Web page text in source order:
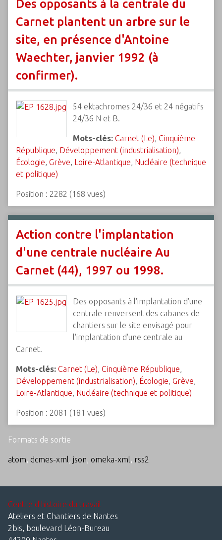
Des opposants à la centrale du
Carnet plantent un arbre sur le
site, en présence d'Antoine
Waechter, janvier 1992 (à
confirmer).
54 ektachromes 24/36 et 24 négatifs
24/36 N et B.
Mots-clés: Carnet (Le), Cinquième
République, Développement (industrialisation),
Écologie, Grève, Loire-Atlantique, Nucléaire (technique
et politique)
Position : 2282 (168 vues)
Action contre l'implantation
d'une centrale nucléaire Au
Carnet (44), 1997 ou 1998.
Des opposants à l'implantation d'une
centrale renversent des cabanes de
chantiers sur le site envisagé pour
l'implantation d'une centrale au
Carnet.
Mots-clés: Carnet (Le), Cinquième République,
Développement (industrialisation), Écologie, Grève,
Loire-Atlantique, Nucléaire (technique et politique)
Position : 2081 (181 vues)
Formats de sortie
atom, dcmes-xml, json, omeka-xml, rss2
Centre d'histoire du travail
Ateliers et Chantiers de Nantes
2bis, boulevard Léon-Bureau